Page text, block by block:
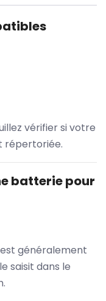
vérifier si votre
répertoriée.
batterie pour
généralement
saisit dans le